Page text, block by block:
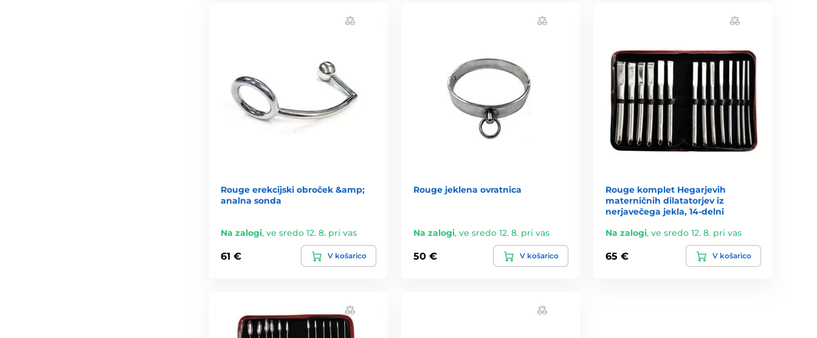
Rouge erekcijski obroček &amp;
analna sonda
Na zalogi, ve sredo 12. 8. pri vas
61 € V košarico
Rouge jeklena ovratnica
Na zalogi, ve sredo 12. 8. pri vas
50 € V košarico
Rouge komplet Hegarjevih
materničnih dilatatorjev iz
nerjavečega jekla, 14-delni
Na zalogi,ve sredo 12. 8. pri vas
65 € V košarico